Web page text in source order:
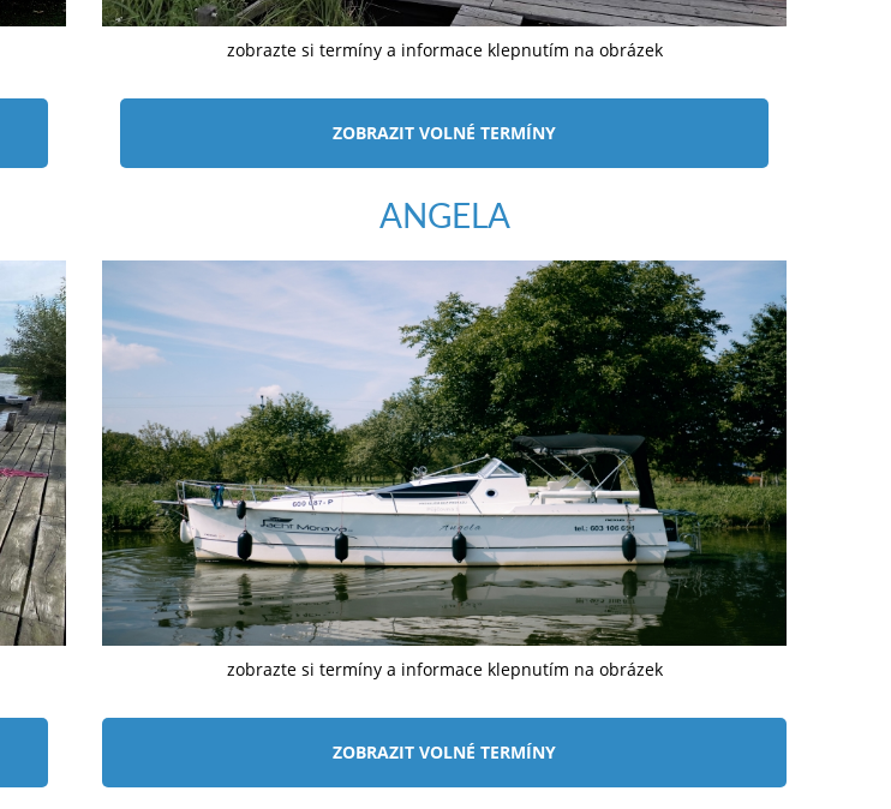
zobrazte si termíny a informace klepnutím na obrázek
ZOBRAZIT VOLNÉ TERMÍNY
ANGELA
zobrazte si termíny a informace klepnutím na obrázek
ZOBRAZIT VOLNÉ TERMÍNY